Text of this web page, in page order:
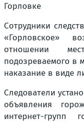
Горловке
Сотрудники
«Горловское»
отношении
подозреваемого в
наказание в виде
Следователи
объявления
интернет-